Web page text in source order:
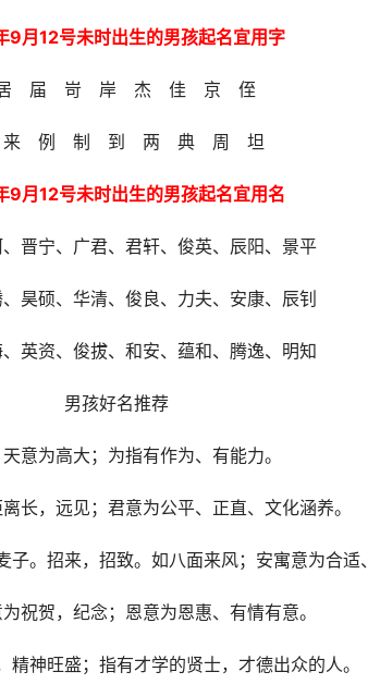
9月12号未时出生的男孩起名宜用字
届 岢 岸 杰 佳 京 侄
例 制 到 两 典 周 坦
9月12号未时出生的男孩起名宜用名
晋宁、广君、君轩、俊英、辰阳、景平
昊硕、华清、俊良、力夫、安康、辰钊
英资、俊拔、和安、蕴和、腾逸、明知
男孩好名推荐
意为高大；为指有作为、有能力。
长，远见；君意为公平、正直、文化涵养。
。招来，招致。如八面来风；安寓意为合适
祝贺，纪念；恩意为恩惠、有情有意。
精神旺盛；指有才学的贤士，才德出众的人。